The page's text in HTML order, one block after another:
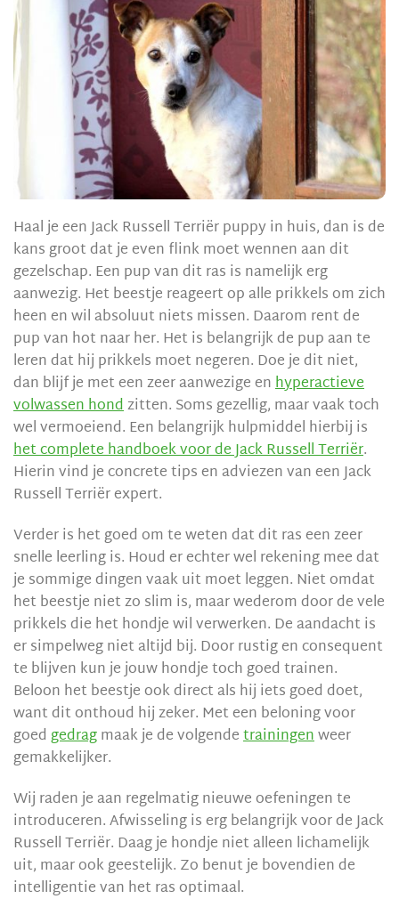
Haal je een Jack Russell Terriër puppy in huis, dan is de
kans groot dat je even flink moet wennen aan dit
gezelschap. Een pup van dit ras is namelijk erg
aanwezig. Het beestje reageert op alle prikkels om zich
heen en wil absoluut niets missen. Daarom rent de
pup van hot naar her. Het is belangrijk de pup aan te
leren dat hij prikkels moet negeren. Doe je dit niet,
dan blijf je met een zeer aanwezige enhyperactieve
volwassen hondzitten. Soms gezellig, maar vaak toch
wel vermoeiend. Een belangrijk hulpmiddel hierbij is
het complete handboek voor de Jack Russell Terriër.
Hierin vind je concrete tips en adviezen van een Jack
Russell Terriër expert.
Verder is het goed om te weten dat dit ras een zeer
snelle leerling is. Houd er echter wel rekening mee dat
je sommige dingen vaak uit moet leggen. Niet omdat
het beestje niet zo slim is, maar wederom door de vele
prikkels die het hondje wil verwerken. De aandacht is
er simpelweg niet altijd bij. Door rustig en consequent
te blijven kun je jouw hondje toch goed trainen.
Beloon het beestje ook direct als hij iets goed doet,
want dit onthoud hij zeker. Met een beloning voor
goed gedragmaak je de volgendetrainingenweer
gemakkelijker.
Wij raden je aan regelmatig nieuwe oefeningen te
introduceren. Afwisseling is erg belangrijk voor de Jack
Russell Terriër. Daag je hondje niet alleen lichamelijk
uit, maar ook geestelijk. Zo benut je bovendien de
intelligentie van het ras optimaal.